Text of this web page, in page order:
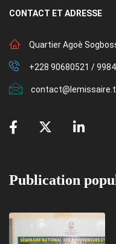
CONTACT ET ADRESSE
Quartier Agoè
+228 90680521 /
Publication